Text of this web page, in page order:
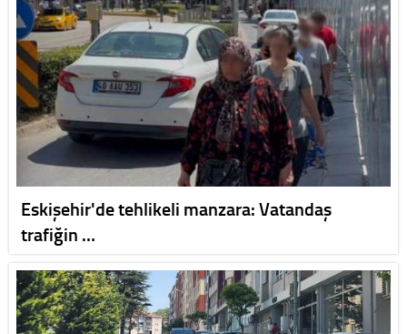
Eskişehir'de tehlikeli manzara: Vatandaş
trafiğin …